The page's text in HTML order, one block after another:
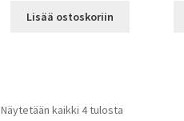
Lisää ostoskoriin
Näytetään kaikki 4 tulosta